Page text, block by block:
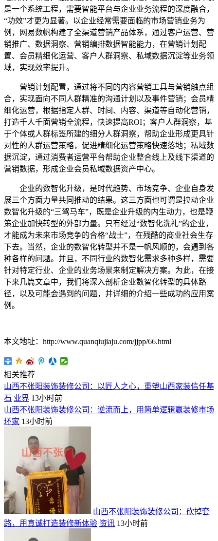
是一个系统工程，需要智能平台与企业业务流程的深度融合，
“功效”才更为显著。以企业经常需要面临的市场营销业务为
例，网易数帆构建了全渠道营销产品体系，通过客户运营、营
销推广、数据洞察、营销编排数据智能能力，在营销计划配
置、会员精细化运营、客户人群洞察、私域数据沉淀等业务领
域，实现效率提升。
营销计划配置，通过将不同的内容营销工具与营销触点组
合，实现面向不同人群精准的沟通计划以及事件营销；会员精
细化运营，根据指定人群、时间、内容、渠道等自动化营销，
打造千人千面营销全流程，快速提高ROI；客户人群洞察，基
于个体或人群标签所建的细分人群洞察，帮助企业形成更具针
对性的人群运营策略，促进精细化运营策略快速落地；私域数
据沉淀，通过消费者运营平台帮助企业整合线上及线下渠道的
营销数据，形成企业会员私域数据资产中心。
企业的数智化升级，是时代趋势、市场竞争、企业自身发
展三个方面力量共同推动的结果。这三方面也可谓是拉动企业
数智化升级的“三驾马车”，既是企业升级的内生动力，也是鞭
策企业加快转型的外部力量。只有经过“数智化洗礼”的企业，
才能成为未来市场竞争的合格“战士”，在残酷的商业社会生存
下去。当然，企业的数智化转型并不是一帆风顺的，会遇到各
种各样的问题。并且，不同行业的数智化需求多种多样，需要
针对特定行业、企业的业务场景来制定解决方案。为此，在接
下来几篇文章中，我们将深入剖析企业数智化转型的具体路
径，以及可能会遇到的问题，并详细的介绍一些成功的应用案
例。
本文地址：http://www.quanqiujiaju.com/jjpp/66.html
相关推荐
山西不张阳装饰装修公司：以匠人之心，重塑山西家装信任基
石 业界 13小时前
山西不张阳装饰装修公司：逆流而上，用简单逻辑赢装修市场
环家 13小时前
山西不张阳装饰装修公司：砍掉套
路，用真诚打造装修新体验 资讯 13小时前